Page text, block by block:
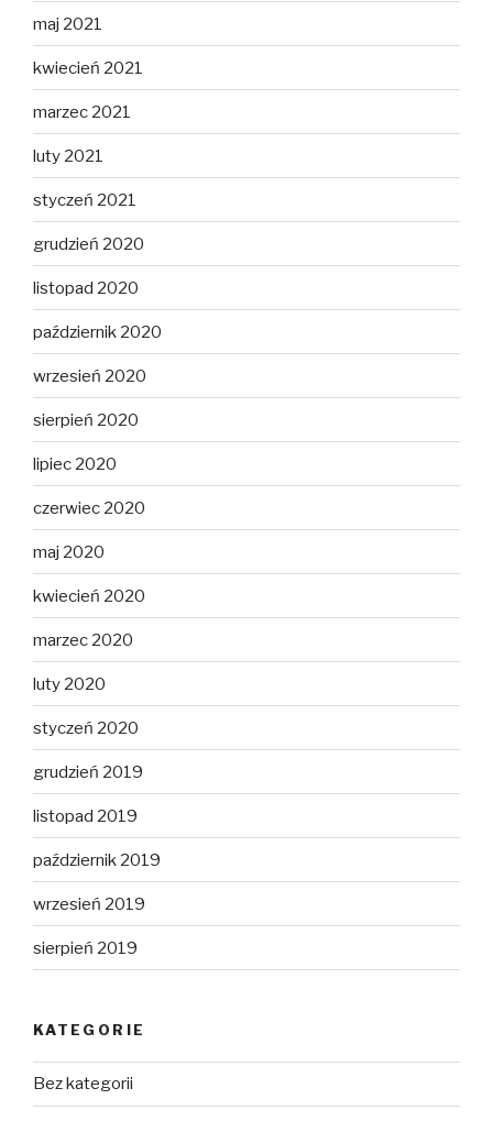
maj 2021
kwiecień 2021
marzec 2021
luty 2021
styczeń 2021
grudzień 2020
listopad 2020
październik 2020
wrzesień 2020
sierpień 2020
lipiec 2020
czerwiec 2020
maj 2020
kwiecień 2020
marzec 2020
luty 2020
styczeń 2020
grudzień 2019
listopad 2019
październik 2019
wrzesień 2019
sierpień 2019
KATEGORIE
Bez kategorii